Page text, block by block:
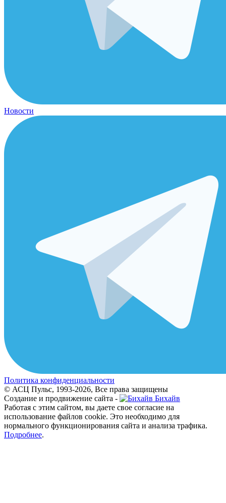
Новости
Политика конфиденциальности
© АСЦ Пульс, 1993-2026, Все права защищены
Создание и продвижение сайта -
Бихайв
Работая с этим сайтом, вы даете свое согласие на
использование файлов cookie. Это необходимо для
нормального функционирования сайта и анализа трафика.
Подробнее.